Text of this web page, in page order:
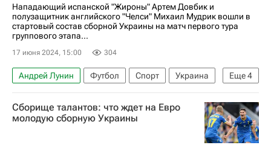
Нападающий испанской "Жироны" Артем Довбик и
полузащитник английского "Челси" Михаил Мудрик вошли в
стартовый состав сборной Украины на матч первого тура
группового этапа...
17 июня 2024, 15:00 304
Еще4
Андрей Лунин Футбол Спорт
Украина
Артём Довбик
Жирона
Михаил Мудрик
Челси
Сборище талантов: что ждет на Евро
молодую сборную Украины